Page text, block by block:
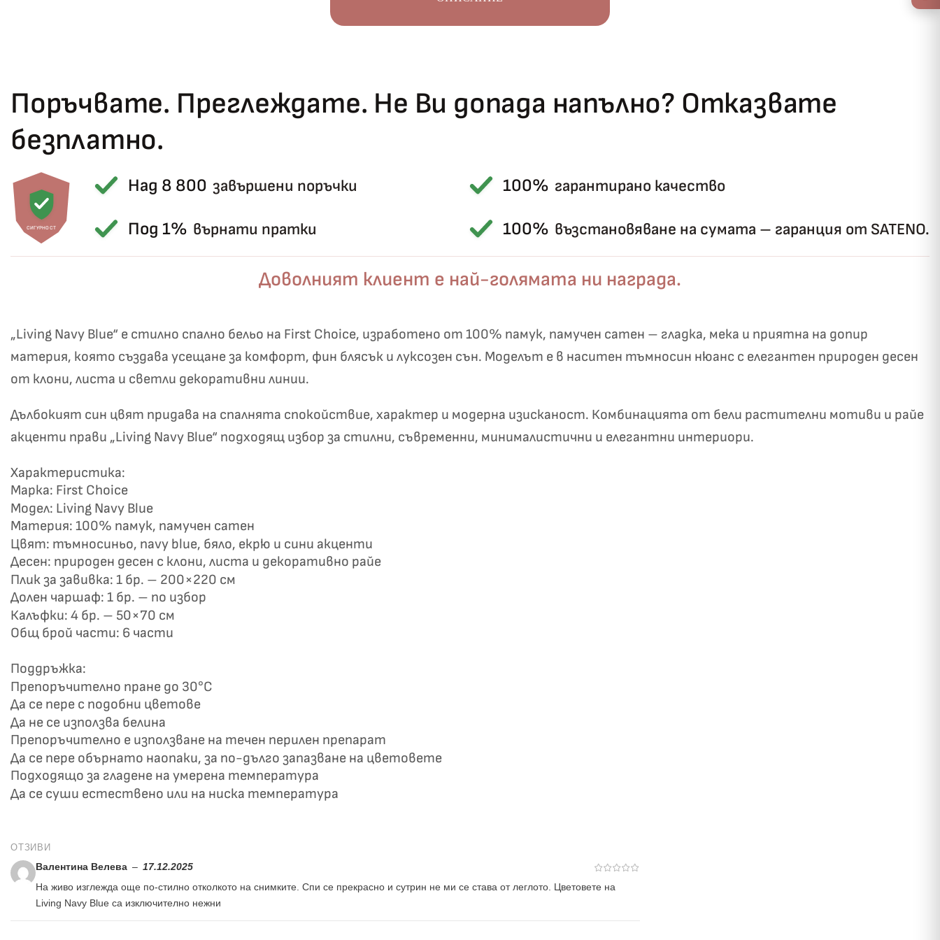
Поръчвате. Преглеждате. Не Ви допада напълно? Отказвате
безплатно.
СИГУРНОСТ
Над 8 800 завършени поръчки
Под 1% върнати пратки
100% гарантирано качество
100% възстановяване на сумата – гаранция от SATENO.
Доволният клиент е най-голямата ни награда.
„Living Navy Blue“ е стилно спално бельо на First Choice, изработено от 100% памук, памучен сатен – гладка, мека и приятна на допир
материя, която създава усещане за комфорт, фин блясък и луксозен сън. Моделът е в наситен тъмносин нюанс с елегантен природен десен
от клони, листа и светли декоративни линии.
Дълбокият син цвят придава на спалнята спокойствие, характер и модерна изисканост. Комбинацията от бели растителни мотиви и райе
акценти прави „Living Navy Blue“ подходящ избор за стилни, съвременни, минималистични и елегантни интериори.
Характеристика:
Марка: First Choice
Модел: Living Navy Blue
Материя: 100% памук, памучен сатен
Цвят: тъмносиньо, navy blue, бяло, екрю и сини акценти
Десен: природен десен с клони, листа и декоративно райе
Плик за завивка: 1 бр. – 200×220 см
Долен чаршаф: 1 бр. – по избор
Калъфки: 4 бр. – 50×70 см
Общ брой части: 6 части
Поддръжка:
Препоръчително пране до 30°C
Да се пере с подобни цветове
Да не се използва белина
Препоръчително е използване на течен перилен препарат
Да се пере обърнато наопаки, за по-дълго запазване на цветовете
Подходящо за гладене на умерена температура
Да се суши естествено или на ниска температура
ОТЗИВИ
Валентина Велева – 17.12.2025
На живо изглежда още по-стилно отколкото на снимките. Спи се прекрасно и сутрин не ми се става от леглото. Цветовете на
Living Navy Blue са изключително нежни
Късметът избра Вас!
✦
✦
Бяло и
✓